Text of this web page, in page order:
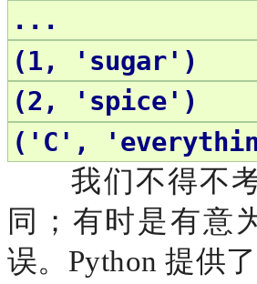
...
(1, 'sugar')
(2, 'spice')
('C',
我们不得不
同；有时是有意
误。Python 提供